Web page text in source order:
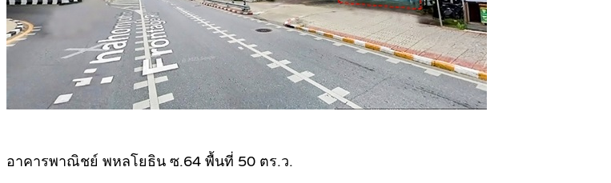
อาคารพาณิชย์ พหลโยธิน ซ.64 พื้นที่ 50 ตร.ว.